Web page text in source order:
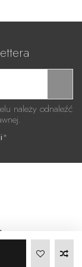
należy odnaleźć
*
umowy